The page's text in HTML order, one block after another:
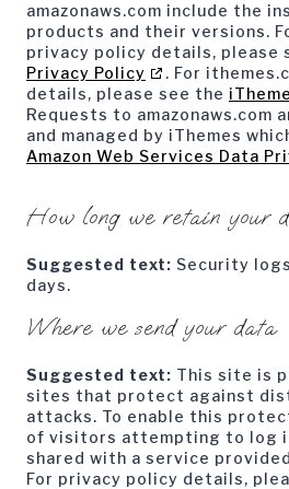
amazonaws.com include the
products and their versions.
privacy policy details, please
Privacy Policy
. For
details, please see the
Requests to amazonaws.com
and managed by iThemes
Amazon Web Services Data
How long we retain your
Suggested text: Security
days.
Where we send your data
Suggested text: This site is
sites that protect against
attacks. To enable this
of visitors attempting to log
shared with a service
For privacy policy details,